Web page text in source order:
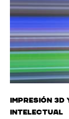
IMPRESIÓN 3D
INTELECTUAL